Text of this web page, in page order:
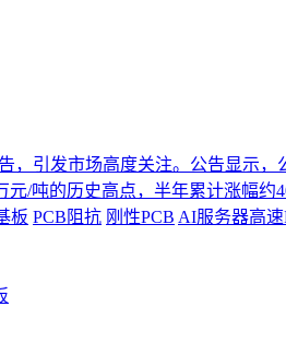
，引发市场高度关注。公告显示，
元/吨的历史高点，半年累计涨幅约
板 PCB阻抗 刚性PCB AI服务器高速